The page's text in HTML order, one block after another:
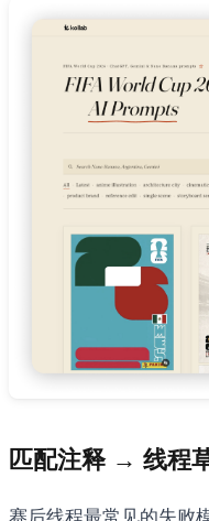
匹配注释 → 线程
赛后线程最常见的失败